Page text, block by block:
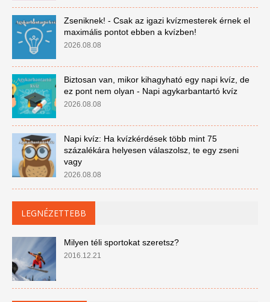
Zseniknek! - Csak az igazi kvízmesterek érnek el
maximális pontot ebben a kvízben!
2026.08.08
Biztosan van, mikor kihagyható egy napi kvíz, de
ez pont nem olyan - Napi agykarbantartó kvíz
2026.08.08
Napi kvíz: Ha kvízkérdések több mint 75
százalékára helyesen válaszolsz, te egy zseni
vagy
2026.08.08
LEGNÉZETTEBB
Milyen téli sportokat szeretsz?
2016.12.21